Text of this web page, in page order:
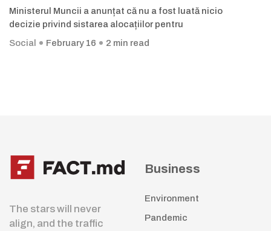
Ministerul Muncii a anunțat că nu a fost luată nicio
decizie privind sistarea alocațiilor pentru
Social
February 16 2 min read
The stars will never
align, and the traffic
Business
Environment
Pandemic